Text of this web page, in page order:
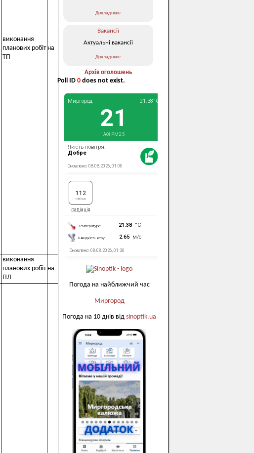
виконання
планових робіт на
ТП
виконання
планових робіт на
ПЛ
Докладніше
Вакансії
Актуальні вакансії
Докладніше
Архів оголошень
Poll ID 0 does not exist.
Погода на найближчий час
Миргород
Погода на 10 днів від sinoptik.ua